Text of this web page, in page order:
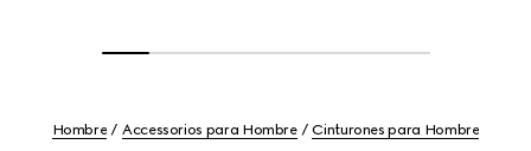
Hombre Accessorios para Hombre Cinturones para Hombre